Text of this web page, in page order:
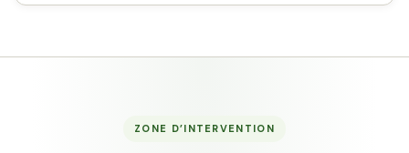
ZONE D’INTERVENTION